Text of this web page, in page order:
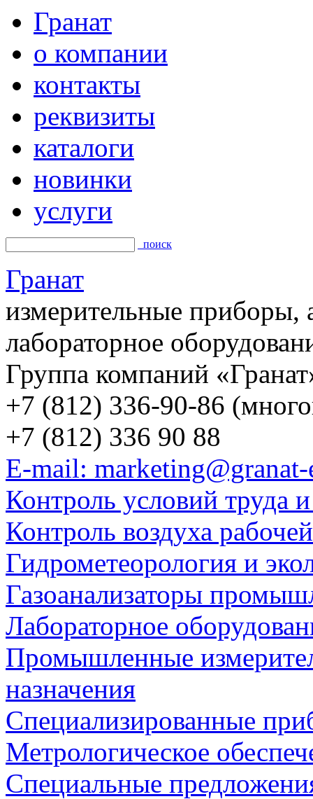
Гранат
о компании
контакты
реквизиты
каталоги
новинки
услуги
поиск
Гранат
измерительные приборы,
лабораторное
Группа компаний
+7 (812) 336-90-86
+7 (812) 336 90 88
E-mail:
Контроль условий труда
Контроль воздуха
Гидрометеорология и
Газоанализаторы
Лабораторное
Промышленные
назначения
Специализированные
Метрологическое
Специальные